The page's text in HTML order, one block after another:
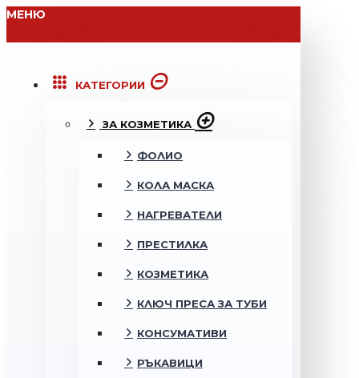
МЕНЮ
КАТЕГОРИИ
ЗА КОЗМЕТИКА
ФОЛИО
КОЛА МАСКА
НАГРЕВАТЕЛИ
ПРЕСТИЛКА
КОЗМЕТИКА
КЛЮЧ ПРЕСА ЗА ТУБИ
КОНСУМАТИВИ
РЪКАВИЦИ